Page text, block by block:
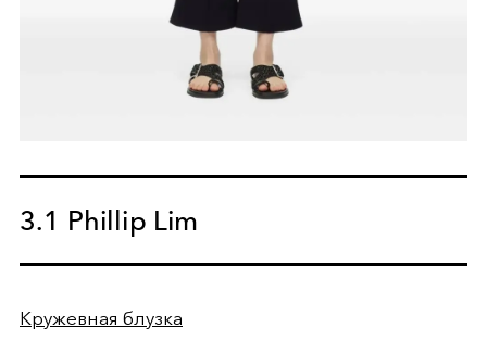
3.1 Phillip Lim
Кружевная блузка